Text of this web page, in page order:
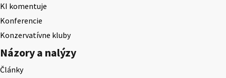
KI komentuje
Konferencie
Konzervatívne kluby
Názory a nalýzy
Články